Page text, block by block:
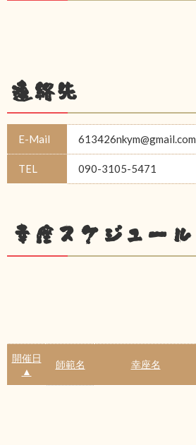
連絡先
E-Mail 613426nkym@gmail.com
TEL 090-3105-5471
幸座スケジュール
開催日
▲
師範名 幸座名